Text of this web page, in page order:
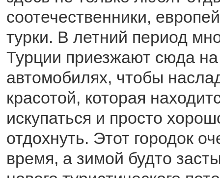
соотечественники,
турки. В летний период
Турции приезжают сюда
автомобилях, чтобы
красотой, которая
искупаться и просто
отдохнуть. Этот городок
время, а зимой будто